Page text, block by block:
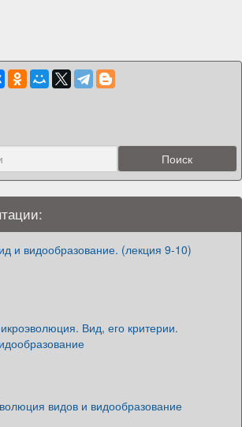
и видообразование. (лекция 9-10)
Вид, его критерии.
видов и видообразование